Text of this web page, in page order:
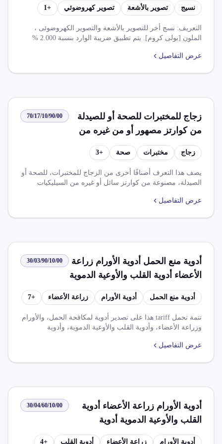
نسيج تصوير بالأشعة تصوير كهروضوئي +
1
التعريف: نسج أخر للتصوير بالأشعة والتصوير الكهروضوئى ،
الملون [بولى كروم]. يتم تطبيق ضريبة الوارد بنسبة 2.000 %
مختلفة تؤثر على هذا التذليل. يمنع استيراد مستلزمات واجهزة
عرض التفاصيل
زجاج للمختبرات للصحة أو للصيدلة
من كوارتز مصهور أو من غيره من
السيلكيات المصهورة
70/17/10/90/00
زجاج مختبرات صحة +
3
يصف هذا التعرف أصنافًا أخرى من الزجاج للمختبرات، للصحة أو
الصيدلة، مصنوعة من كوارتز سائل أو غيره من السيليكيات
عرض التفاصيل
أدوية منع الحمل أدوية الأورام زراعة
الأعضاء أدوية القلب والأوعية الدموية
أدوية البلهارسيا البدائل الصناعية
للبلازما أدوية الأمراض المستعصية
والمزمنة والنفسية والعصبية
30/03/90/10/00
أدوية منع الحمل أدوية الأورام زراعة الأعضاء +
7
تتمة تحمل tariff هذا على تصدير أدوية لمكافحة الحمل، والأورام
وزراعة الأعضاء، وأدوية القلب والأوعية الدموية، وأدوية
المستعصية والمزمنة والنفسية والعصبية. يتم تطبيق ضريبة قيمة
عرض التفاصيل
أدوية الأورام زراعة الأعضاء أدوية
القلب والأوعية الدموية أدوية
البلهارسيا البدائل الصناعية للبلازما
30/04/60/10/00
أدوية الأورام زراعة الأعضاء أدوية القلب +
4